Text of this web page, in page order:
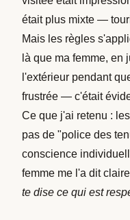
était plus mixte —
Mais les règles
là que ma femme, en
l'extérieur pendant
frustrée — c'était
Ce que j'ai retenu :
pas de "police des
conscience
femme me l'a dit
te dise ce qui est